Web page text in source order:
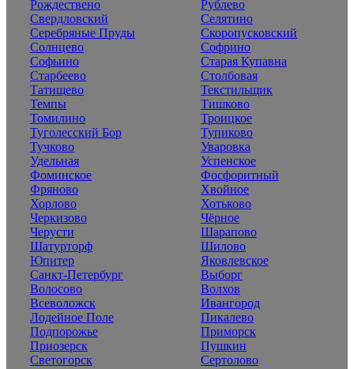
Рождествено
Рублево
Свердловский
Селятино
Серебряные Пруды
Скоропусковский
Солнцево
Софрино
Софьино
Старая Купавна
Старбеево
Столбовая
Татищево
Текстильщик
Темпы
Тишково
Томилино
Троицкое
Туголесский Бор
Тупиково
Тучково
Уваровка
Удельная
Успенское
Фоминское
Фосфоритный
Фряново
Хвойное
Хорлово
Хотьково
Черкизово
Чёрное
Черусти
Шарапово
Шатурторф
Шилово
Юпитер
Яковлевское
Санкт-Петербург
Выборг
Волосово
Волхов
Всеволожск
Ивангород
Лодейное Поле
Пикалево
Подпорожье
Приморск
Приозерск
Пушкин
Светогорск
Сертолово